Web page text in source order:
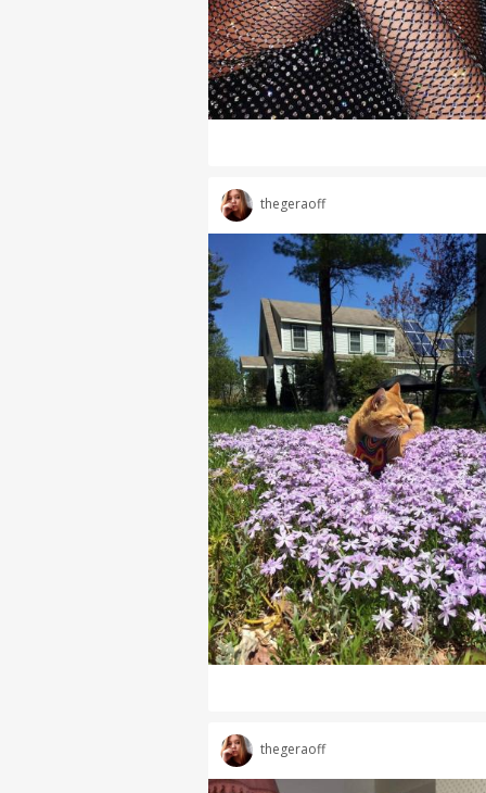
thegeraoff
thegeraoff